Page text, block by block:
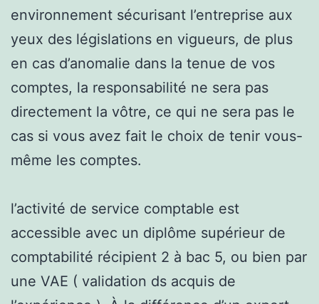
environnement sécurisant l’entreprise aux
yeux des législations en vigueurs, de plus
en cas d’anomalie dans la tenue de vos
comptes, la responsabilité ne sera pas
directement la vôtre, ce qui ne sera pas le
cas si vous avez fait le choix de tenir vous-
même les comptes.
l’activité de service comptable est
accessible avec un diplôme supérieur de
comptabilité récipient 2 à bac 5, ou bien par
une VAE ( validation ds acquis de